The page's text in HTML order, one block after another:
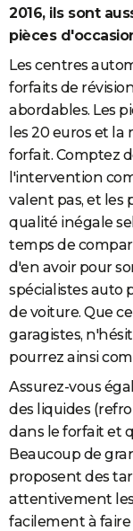
2016, ils sont
pièces
Les centres
forfaits de
abordables. Les
les 20 euros et
forfait. Comptez
l'intervention
valent pas, et les
qualité inégale
temps de
d'en avoir pour
spécialistes auto
de voiture. Que
garagistes,
pourrez ainsi
Assurez-vous
des liquides
dans le forfait et
Beaucoup de
proposent des
attentivement les
facilement à faire